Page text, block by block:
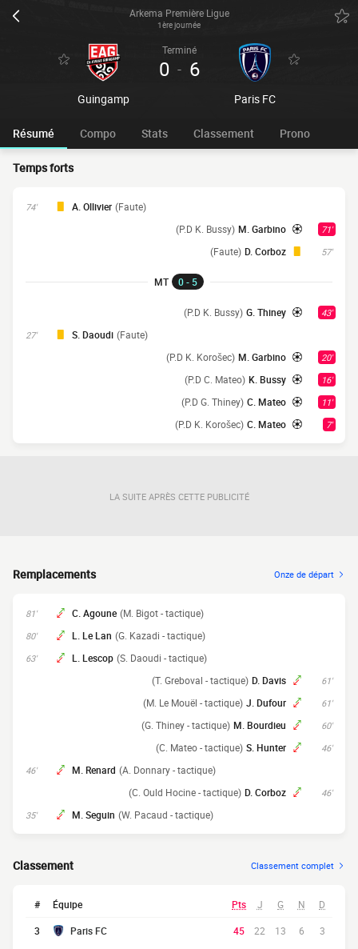
Arkema Première Ligue
1ère journée
Guingamp
Terminé
0 - 6
Paris FC
Résumé Compo Stats Classement Prono
Temps forts
74' A. Ollivier (Faute)
71'
M. Garbino
(P.D K. Bussy)
57'
D. Corboz
(Faute)
MT 0 - 5
43'
G. Thiney
(P.D K. Bussy)
27' S. Daoudi (Faute)
20'
M. Garbino
(P.D K. Korošec)
16'
K. Bussy
(P.D C. Mateo)
11'
C. Mateo
(P.D G. Thiney)
7'
C. Mateo
(P.D K. Korošec)
LA SUITE APRÈS CETTE PUBLICITÉ
Remplacements Onze de départ
81' C. Agoune (M. Bigot - tactique)
80' L. Le Lan (G. Kazadi - tactique)
63' L. Lescop (S. Daoudi - tactique)
61'
D. Davis
(T. Greboval - tactique)
61'
J. Dufour
(M. Le Mouël - tactique)
60'
M. Bourdieu
(G. Thiney - tactique)
46'
S. Hunter
(C. Mateo - tactique)
46' M. Renard (A. Donnary - tactique)
46'
D. Corboz
(C. Ould Hocine - tactique)
35' M. Seguin (W. Pacaud - tactique)
Classement Classement complet
# Équipe Pts J G N D
3 Paris FC 45 22 13 6
3